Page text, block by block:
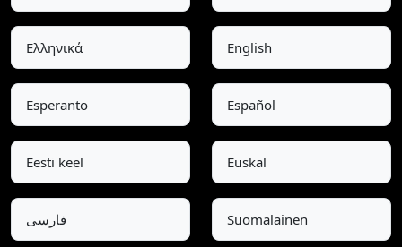
Ελληνικά English
Esperanto Español
Eesti keel Euskal
فارسی Suomalainen